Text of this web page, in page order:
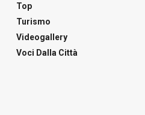
Top
Turismo
Videogallery
Voci Dalla Città